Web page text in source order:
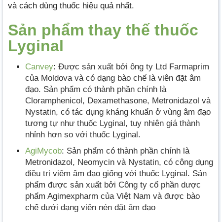
và cách dùng thuốc hiệu quả nhất.
Sản phẩm thay thế thuốc
Lyginal
Canvey: Được sản xuất bởi ông ty Ltd Farmaprim
của Moldova và có dạng bào chế là viên đặt âm
đạo. Sản phẩm có thành phần chính là
Cloramphenicol, Dexamethasone, Metronidazol và
Nystatin, có tác dụng kháng khuẩn ở vùng âm đạo
tương tự như thuốc Lyginal, tuy nhiên giá thành
nhỉnh hơn so với thuốc Lyginal.
AgiMycob: Sản phẩm có thành phần chính là
Metronidazol, Neomycin và Nystatin, có công dụng
điều trị viêm âm đạo giống với thuốc Lyginal. Sản
phẩm được sản xuất bởi Công ty cổ phần dược
phẩm Agimexpharm của Việt Nam vàđược bào
chế dưới dạng viên nén đặt âm đạo